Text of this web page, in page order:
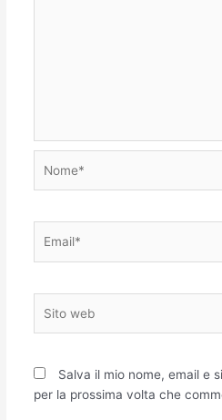
web
Salva il mio nome, email e
per la prossima volta che